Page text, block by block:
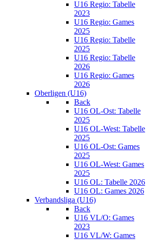
U16 Regio: Tabelle
2023
U16 Regio: Games
2025
U16 Regio: Tabelle
2025
U16 Regio: Tabelle
2026
U16 Regio: Games
2026
Oberligen (U16)
Back
U16 OL-Ost: Tabelle
2025
U16 OL-West: Tabelle
2025
U16 OL-Ost: Games
2025
U16 OL-West: Games
2025
U16 OL: Tabelle 2026
U16 OL: Games 2026
Verbandsliga (U16)
Back
U16 VL/O: Games
2023
U16 VL/W: Games